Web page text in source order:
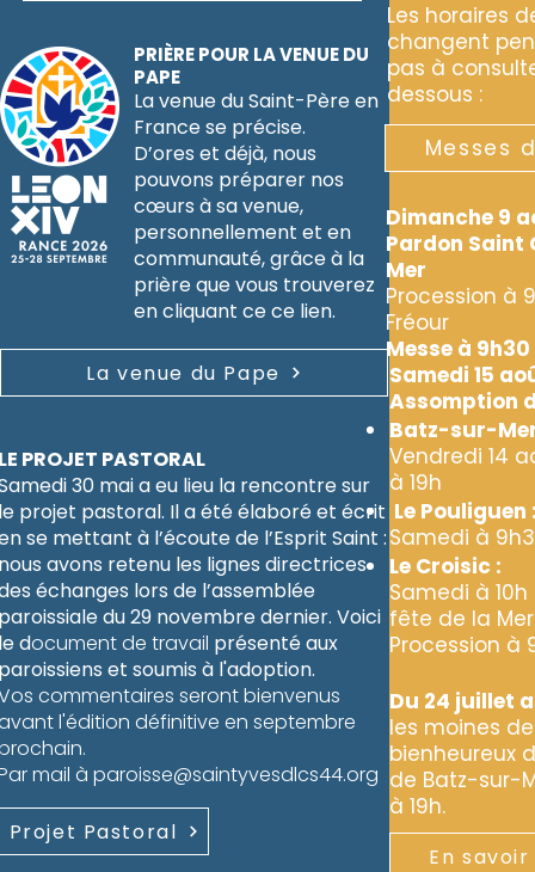
PRIÈRE POUR LA VENUE DU
PAPE
La venue du Saint-Père en
France se précise.
D’ores et déjà, nous
pouvons préparer nos
cœurs à sa venue,
personnellement et en
communauté, grâce à la
prière que vous trouverez
en cliquant ce ce lien.
La venue du Pape
PROJET PASTORAL
30 mai a eu lieu la rencontre sur
projet pastoral. Il a été élaboré et écrit
se mettant à l’écoute de l’Esprit Saint :
avons retenu les lignes directrices
échanges lors de l’assemblée
du 29 novembre dernier. Voici
document de travail présenté aux
et soumis à l'adoption.
commentaires seront bienvenus
l'édition définitive en septembre
mail à paroisse@saintyvesdlcs44.org
Projet Pastoral
Les horaires
changent
pas à
dessous :
Messes
Dimanche 9
Pardon Saint
Mer
Procession à
Fréour
Messe à
Samedi 15
Assomption
Batz-sur-
Vendredi 14
à 19h
Le Pouliguen
Samedi à
Le Croisic :
Samedi à
fête de la
Procession à
Du 24 juillet
les moines
bienheureux
de Batz-sur-
à 19h.
En